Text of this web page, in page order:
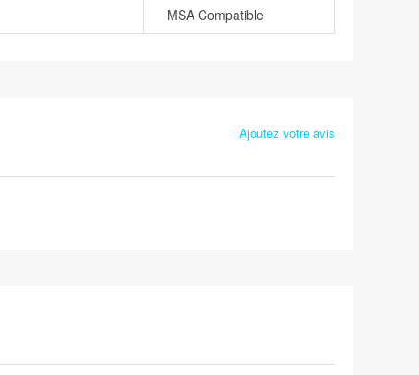
MSA Compatible
Ajoutez votre avis